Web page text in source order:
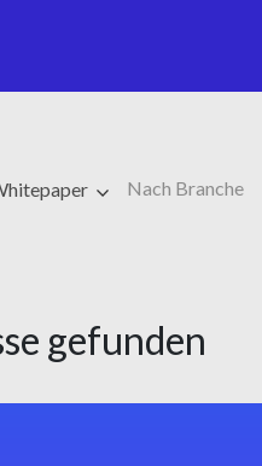
Nach Branche
gefunden